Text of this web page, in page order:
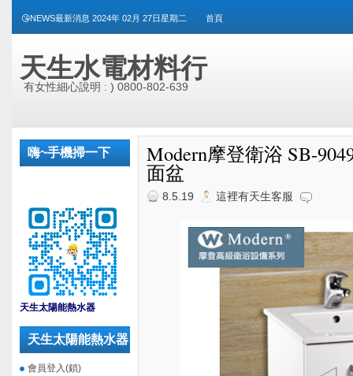
😘NEWS最新消息 2024年 02月 27日星期二 首頁
天生水電材料行
有女性細心說明 : ) 0800-802-639
嗨~手機掃一下
天生太陽能熱水器
天生太陽能熱水器
會員登入(鎖)
Modern摩登衛浴 SB-
面盆
8.5.19 這裡有天生客服